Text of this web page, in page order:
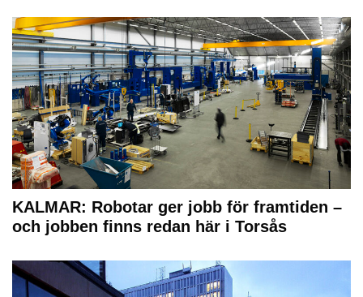
KALMAR: Robotar ger jobb för framtiden –
och jobben finns redan här i Torsås